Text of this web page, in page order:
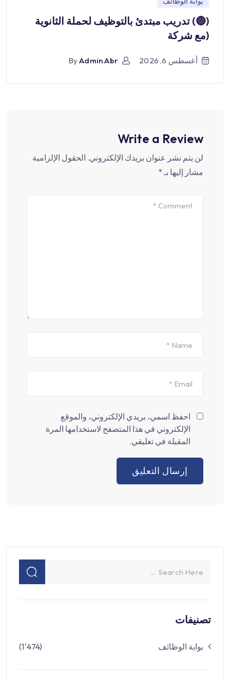
(🔴) تدريب مبتدئ بالتوظيف لحملة الثانوية
(مع شركة
أغسطس 6, 2026 ByAdmin Abr
Write a Review
لن يتم نشر عنوان بريدك الإلكتروني. الحقول الإلزامية
مشار إليها بـ*
احفظ اسمي، بريدي الإلكتروني، والموقع
الإلكتروني في هذا المتصفح لاستخدامها المرة
المقبلة في تعليقي.
تصنيفات
بوابة الوظائف (1٬474)